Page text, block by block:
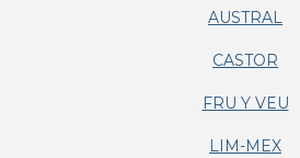
AUSTRAL
CASTOR
FRU Y VEU
LIM-MEX